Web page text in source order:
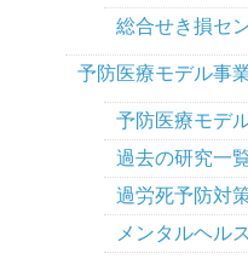
総合せき損セ
予防医療モデル事
予防医療モデ
過去の研究一
過労死予防対
メンタルヘル